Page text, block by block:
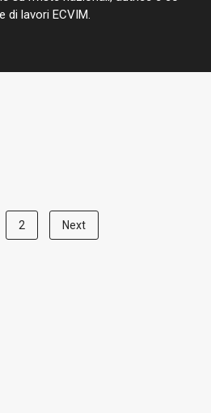
di lavori ECVIM.
2 Next